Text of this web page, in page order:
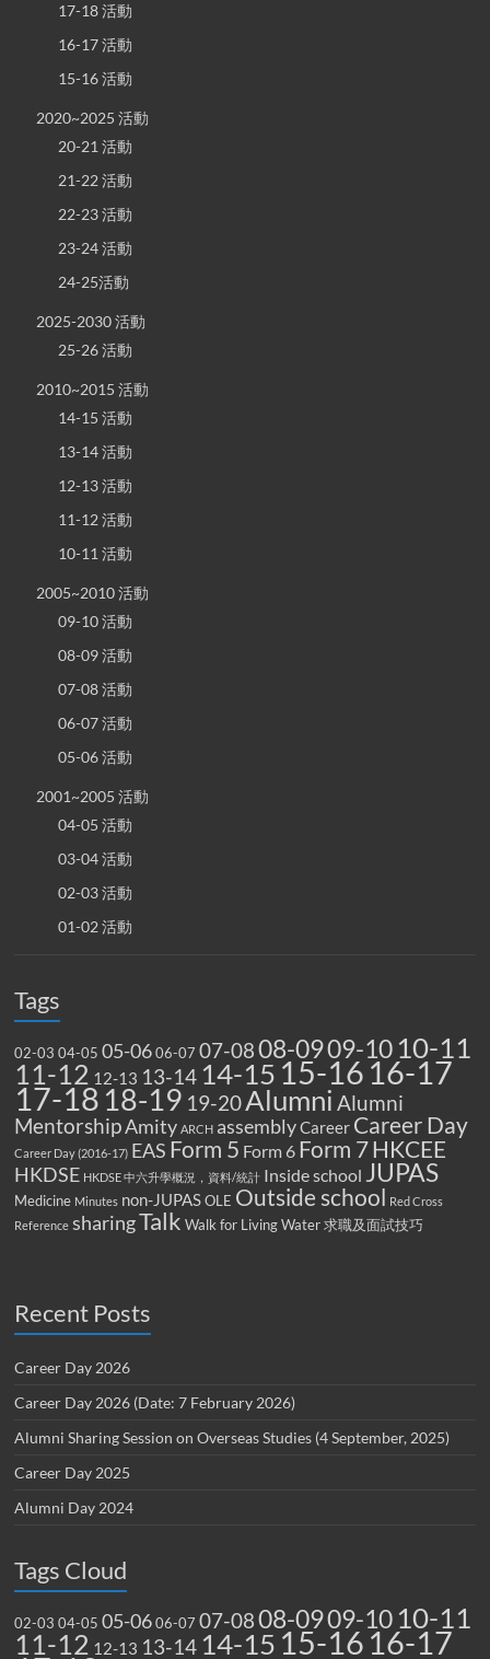
17-18 活動
16-17 活動
15-16 活動
2020~2025 活動
20-21 活動
21-22 活動
22-23 活動
23-24 活動
24-25活動
2025-2030 活動
25-26 活動
2010~2015 活動
14-15 活動
13-14 活動
12-13 活動
11-12 活動
10-11 活動
2005~2010 活動
09-10 活動
08-09 活動
07-08 活動
06-07 活動
05-06 活動
2001~2005 活動
04-05 活動
03-04 活動
02-03 活動
01-02 活動
Tags
02-03 04-05 05-06 06-07 07-0808-0909-10 10-11
11-12 12-13 13-14 14-15 15-16 16-17
17-18 18-19 19-20Alumni Alumni
MentorshipAmity ARCH assemblyCareer Career Day
Career Day (2016-17) EAS Form 5 Form 6 Form 7HKCEE
HKDSE HKDSE 中六升學概況，資料/統計 Inside school JUPAS
Medicine Minutes non-JUPAS OLE Outside school Red Cross
Reference sharingTalk Walk for Living Water 求職及面試技巧
Recent Posts
Career Day 2026
Career Day 2026 (Date: 7 February 2026)
Alumni Sharing Session on Overseas Studies (4 September, 2025)
Career Day 2025
Alumni Day 2024
Tags Cloud
02-03 04-05 05-06 06-07 07-0808-0909-10 10-11
11-12 12-13 13-14 14-15 15-16 16-17